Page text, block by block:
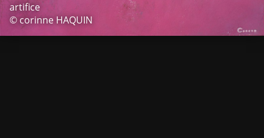
artifice
© corinne HAQUIN